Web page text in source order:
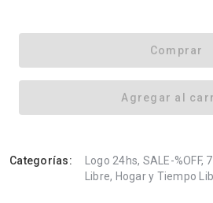
Comprar
Agregar al
Categorías:
Logo 24hs, SALE-
Libre, Hogar y Tiempo